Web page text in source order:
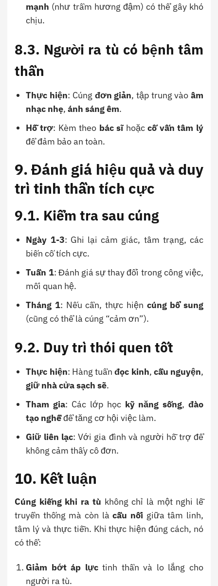
mạnh (như trầm hương đậm) có thể gây khó
chịu.
8.3. Người ra tù có bệnh tâm
thần
Thực hiện: Cúng đơn giản, tập trung vàoâm
nhạc nhẹ,ánh sáng êm.
Hỗ trợ: Kèm theo bác sĩhoặccố vấn tâm lý
để đảm bảo an toàn.
9. Đánh giá hiệu quả và duy
trì tinh thần tích cực
9.1. Kiểm tra sau cúng
Ngày 1-3: Ghi lại cảm giác, tâm trạng, các
biến cố tích cực.
Tuần 1: Đánh giá sự thay đổi trong công việc,
mối quan hệ.
Tháng 1: Nếu cần, thực hiện cúng bổ sung
(cũng có thể là cúng “cảm ơn”).
9.2. Duy trì thói quen tốt
Thực hiện: Hàng tuầnđọc kinh, cầu nguyện,
giữ nhà cửa sạch sẽ.
Tham gia: Các lớp học kỹ năng sống,đào
tạo nghềđể tăng cơ hội việc làm.
Giữ liên lạc: Với gia đình và người hỗ trợ để
không cảm thấy cô đơn.
10. Kết luận
Cúng kiếng khi ra tù không chỉ là một nghi lễ
truyền thống mà còn làcầu nối giữa tâm linh,
tâm lý và thực tiễn. Khi thực hiện đúng cách, nó
có thể:
Giảm bớt áp lựctinh thần và lo lắng cho
người ra tù.